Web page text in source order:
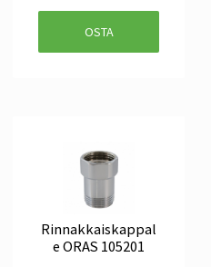
OSTA
Rinnakkaiskappal
e ORAS 105201